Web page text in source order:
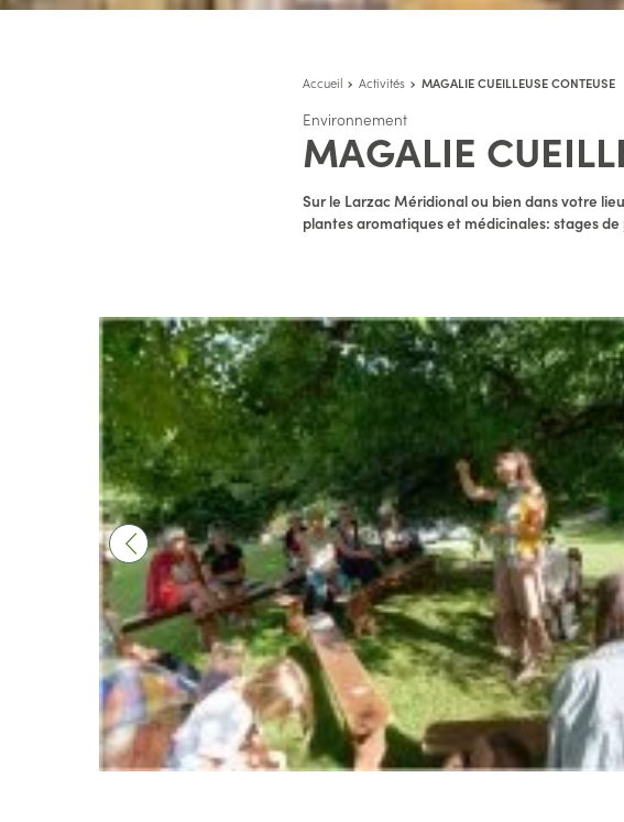
Accueil Activités MAGALIE CUEILLEUSE CONTEUSE
Environnement
MAGALIE
Sur le Larzac Méridional ou bien dans votre
plantes aromatiques et médicinales: stages